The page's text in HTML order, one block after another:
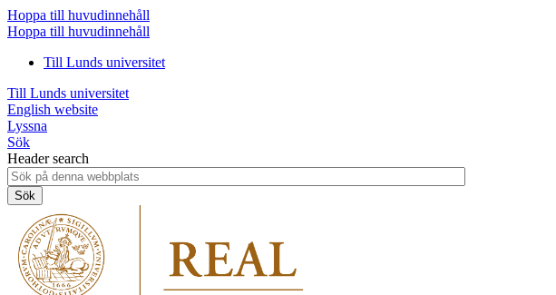
Hoppa till huvudinnehåll
Hoppa till huvudinnehåll
Till Lunds universitet
Till Lunds universitet
English website
Lyssna
Sök
Header search